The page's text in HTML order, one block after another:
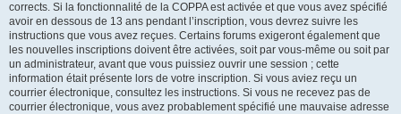
corrects. Si la fonctionnalité de la COPPA est activée et que vous avez spécifié
avoir en dessous de 13 ans pendant l’inscription, vous devrez suivre les
instructions que vous avez reçues. Certains forums exigeront également que
les nouvelles inscriptions doivent être activées, soit par vous-même ou soit par
un administrateur, avant que vous puissiez ouvrir une session ; cette
information était présente lors de votre inscription. Si vous aviez reçu un
courrier électronique, consultez les instructions. Si vous ne recevez pas de
courrier électronique, vous avez probablement spécifié une mauvaise adresse